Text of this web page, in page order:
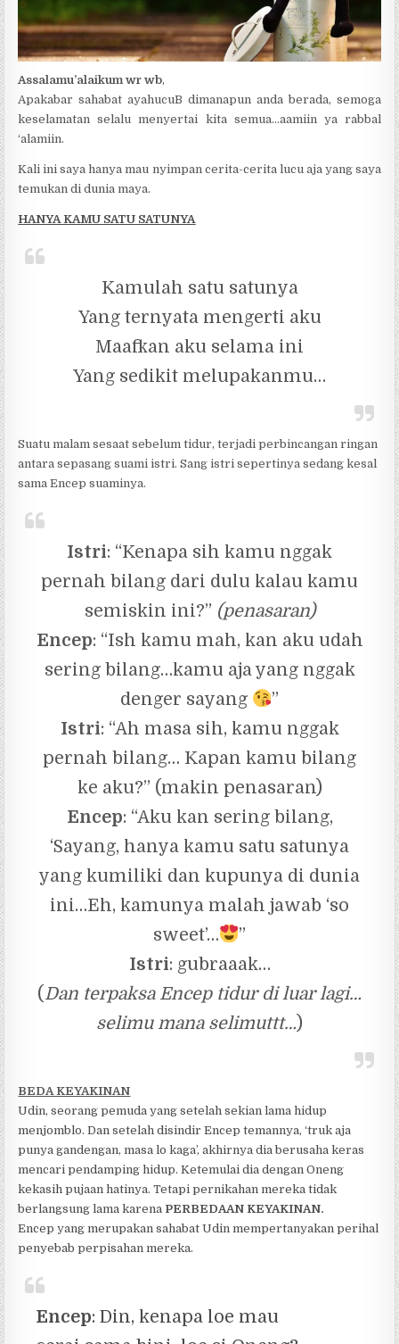
Assalamu’alaikum wr wb,
Apakabar sahabat ayahucuB dimanapun anda berada, semoga
keselamatan selalu menyertai kita semua…aamiin ya rabbal
‘alamiin.
Kali ini saya hanya mau nyimpan cerita-cerita lucu aja yang saya
temukan di dunia maya.
HANYA KAMU SATU SATUNYA
Kamulah satu satunya
Yang ternyata mengerti aku
Maafkan aku selama ini
Yang sedikit melupakanmu…
Suatu malam sesaat sebelum tidur, terjadi perbincangan ringan
antara sepasang suami istri. Sang istri sepertinya sedang kesal
sama Encep suaminya.
Istri: “Kenapa sih kamu nggak
pernah bilang dari dulu kalau kamu
semiskin ini?” (penasaran)
Encep: “Ish kamu mah, kan aku udah
sering bilang…kamu aja yang nggak
denger sayang
”
Istri: “Ah masa sih, kamu nggak
pernah bilang… Kapan kamu bilang
ke aku?” (makin penasaran)
Encep: “Aku kan sering bilang,
‘Sayang, hanya kamu satu satunya
yang kumiliki dan kupunya di dunia
ini…Eh, kamunya malah jawab ‘so
sweet’…
”
Istri: gubraaak…
(Dan terpaksa Encep tidur di luar lagi…
selimu mana selimuttt…)
BEDA KEYAKINAN
Udin, seorang pemuda yang setelah sekian lama hidup
menjomblo. Dan setelah disindir Encep temannya, ‘truk aja
punya gandengan, masa lo kaga’, akhirnya dia berusaha keras
mencari pendamping hidup. Ketemulai dia dengan Oneng
kekasih pujaan hatinya. Tetapi pernikahan mereka tidak
berlangsung lama karena PERBEDAAN KEYAKINAN.
Encep yang merupakan sahabat Udin mempertanyakan perihal
penyebab perpisahan mereka.
Encep: Din, kenapa loe mau